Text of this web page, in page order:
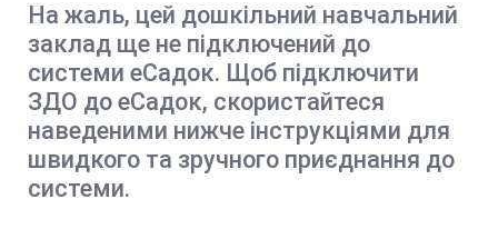
На жаль, цей дошкільний навчальний
заклад ще не підключений до
системи еСадок. Щоб підключити
ЗДО до еСадок, скористайтеся
наведеними нижче інструкціями для
швидкого та зручного приєднання до
системи.